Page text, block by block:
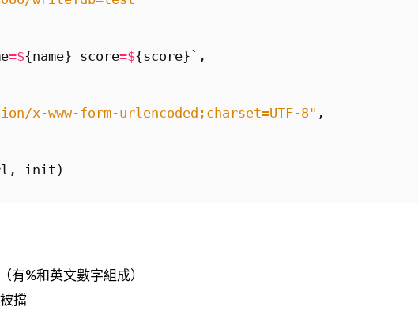
=${name} score=${score} ` ,
x-www-form-urlencoded;charset=UTF-8" ,
, init )
有%和英文數字組成）
擋